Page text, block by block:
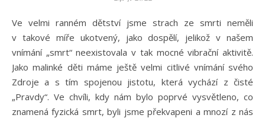
Ve velmi ranném dětství jsme strach ze smrti neměli
v takové míře ukotvený, jako dospělí, jelikož v našem
vnímání „smrt“ neexistovala v tak mocné vibrační aktivitě.
Jako malinké děti máme ještě velmi citlivé vnímání svého
Zdroje a s tím spojenou jistotu, která vychází z čisté
„Pravdy“. Ve chvíli, kdy nám bylo poprvé vysvětleno, co
znamená fyzická smrt, byli jsme překvapeni a mnozí z nás